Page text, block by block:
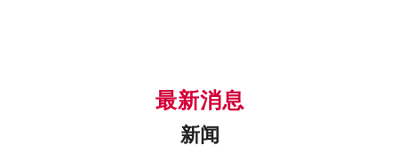
最新消息
新闻